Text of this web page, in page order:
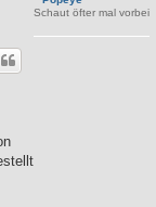
Schaut öfter mal vorbei